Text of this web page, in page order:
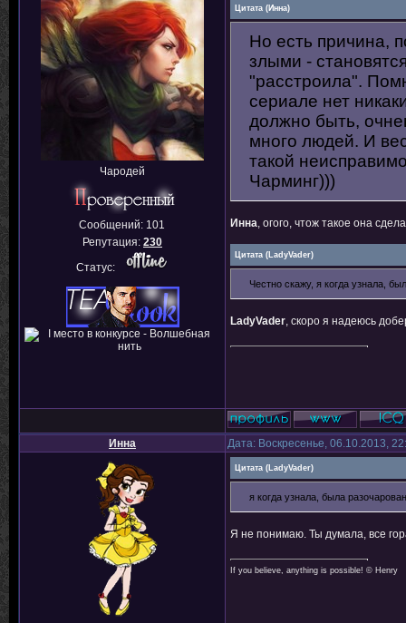
Чародей
Сообщений: 101
Репутация: 230
Статус:
Цитата (Инна)
Но есть причина,
злыми -
"расстроила".
сериале нет
должно быть,
много людей. И
такой
Чарминг)))
Инна, огого, чтож такое она
Цитата ( LadyVader)
Честно скажу, я когда узнала,
LadyVader, скоро я надеюсь
Инна Дата: Воскресенье, 06.10.2013,
Цитата ( LadyVader)
я когда узнала, была
Я не понимаю. Ты думала, все
If you believe, anything is possible! © Henry